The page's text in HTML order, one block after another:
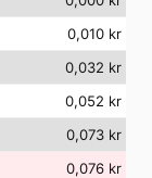
0,010 kr
0,032 kr
0,052 kr
0,073 kr
0,076 kr